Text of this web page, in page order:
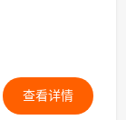
查看详情